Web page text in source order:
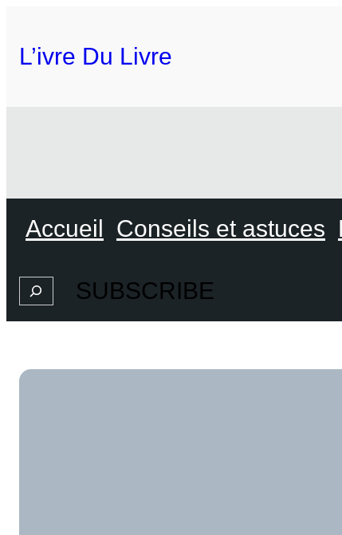
L’ivre Du Livre
Accueil Conseils et astuces
SearchSUBSCRIBE